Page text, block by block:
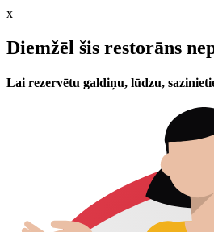
x
Diemžēl šis restorāns
Lai rezervētu galdiņu, lūdzu,